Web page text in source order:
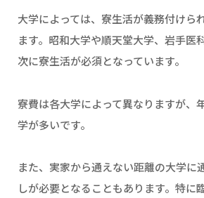
大学によっては、寮生活が義務付けら
ます。昭和大学や順天堂大学、岩手医
次に寮生活が必須となっています。
寮費は各大学によって異なりますが、
学が多いです。
また、実家から通えない距離の大学に
しが必要となることもあります。特に